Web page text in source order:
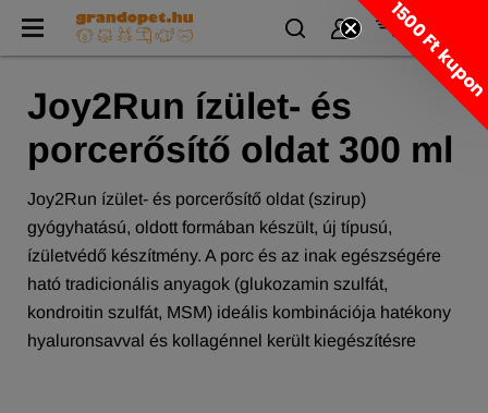
Joy2Run ízület- és
porcerősítő oldat 300 ml
Joy2Run ízület- és porcerősítő oldat (szirup)
gyógyhatású, oldott formában készült, új típusú,
ízületvédő készítmény. A porc és az inak egészségére
ható tradicionális anyagok (glukozamin szulfát,
kondroitin szulfát, MSM) ideális kombinációja hatékony
hyaluronsavval és kollagénnel került kiegészítésre
1500 Ft